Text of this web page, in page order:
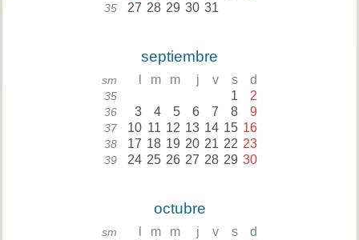
35 27 28 29 30 31
septiembre
sm m m j v s d
35 1 2
36 3 4 5 6 7 8 9
37 10 11 12 13 14 15 16
38 17 18 19 20 21 22 23
39 24 25 26 27 28 29 30
octubre
sm m m j v s d